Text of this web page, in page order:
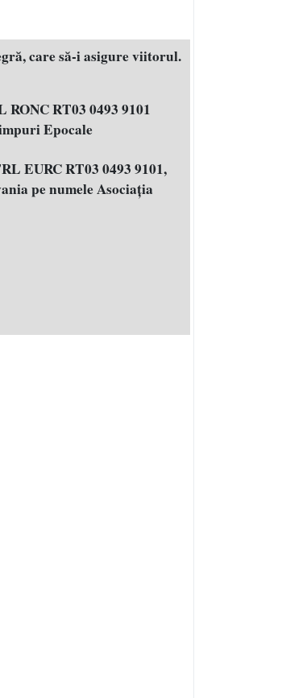
care să-i asigure viitorul.
RT03 0493 9101
Epocale
EURC RT03 0493 9101,
pe numele Asociația